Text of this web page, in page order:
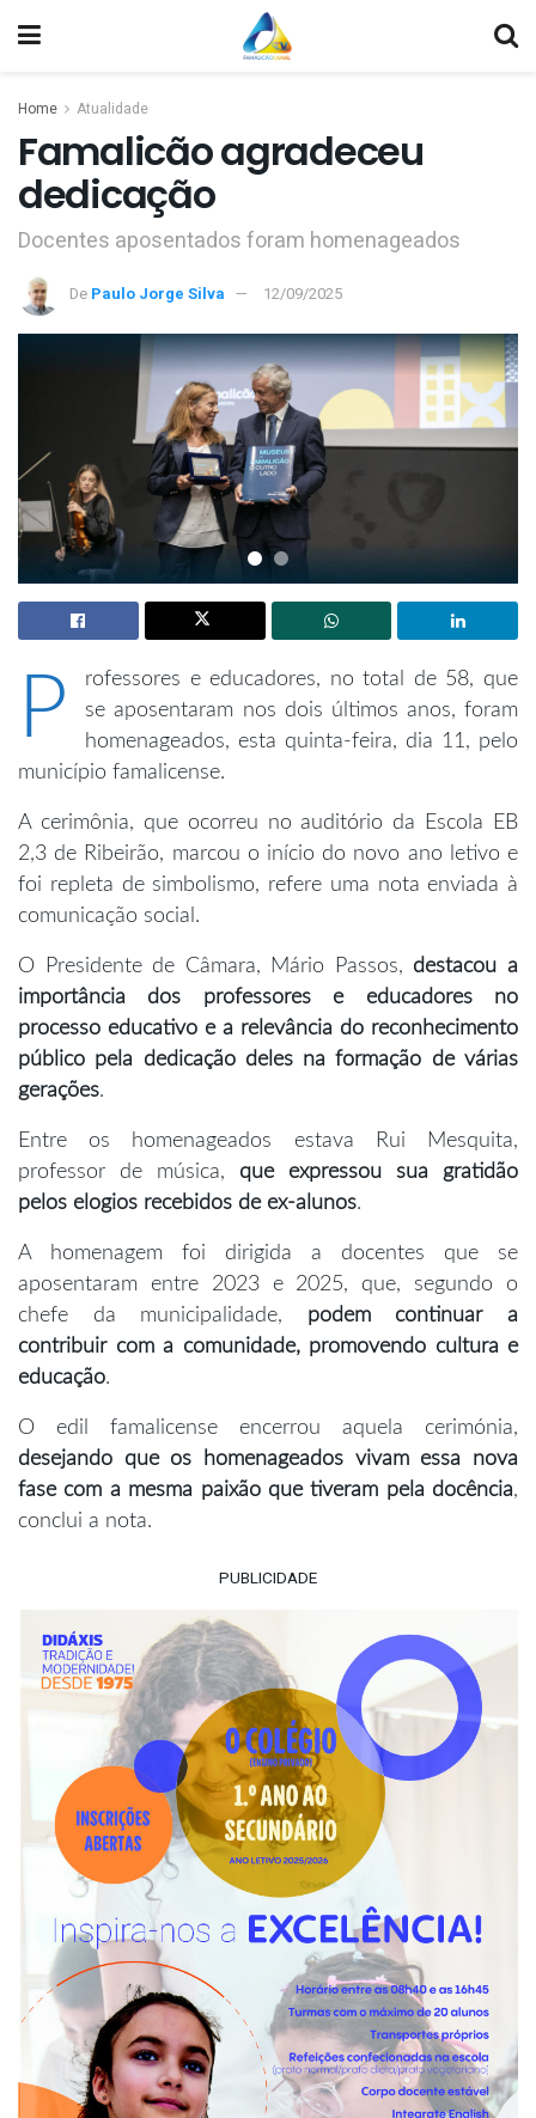
Home Atualidade
Famalicão agradeceu
dedicação
Docentes aposentados foram homenageados
De Paulo Jorge Silva 12/09/2025
P
rofessores e educadores, no total de 58, que
se aposentaram nos dois últimos anos, foram
homenageados, esta quinta-feira, dia 11, pelo
município famalicense.
A cerimônia, que ocorreu no auditório da Escola EB
2,3 de Ribeirão, marcou o início do novo ano letivo e
foi repleta de simbolismo, refere uma nota enviada à
comunicação social.
O Presidente de Câmara, Mário Passos, destacou a
importância dos professores e educadores no
processo educativo e a relevância do reconhecimento
público pela dedicação deles na formação de várias
gerações.
Entre os homenageados estava Rui Mesquita,
professor de música, que expressou sua gratidão
pelos elogios recebidos de ex-alunos.
A homenagem foi dirigida a docentes que se
aposentaram entre 2023 e 2025, que, segundo o
chefe da municipalidade, podem continuar a
contribuir com a comunidade, promovendo cultura e
educação.
O edil famalicense encerrou aquela cerimónia,
desejando que os homenageados vivam essa nova
fase com a mesma paixão que tiveram pela docência,
conclui a nota.
PUBLICIDADE